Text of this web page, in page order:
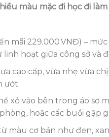
màu mặc đi học đi làm
mãi 229.000 VNĐ) –
hoạt giữa công sở và
cao cấp, vừa nhẹ vừa
ướt.
xỏ vào bên trong áo sơ
hoặc các buổi gặp
màu cơ bản như đen,